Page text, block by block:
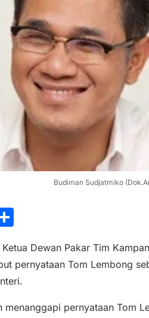
Budiman Sudjatmiko
ar
e
Dewan Pakar Tim
pernyataan Tom Lembong
menanggapi pernyataan Tom